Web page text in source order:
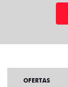
OFERTAS